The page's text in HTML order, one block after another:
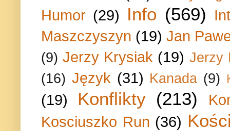
Humor (29) Info (569)
Maszczyszyn (19) Jan
(9) Jerzy Krysiak (19) Jerzy
(16) Język (31) Kanada (9)
(19) Konflikty (213)
Kosciuszko Run (36)